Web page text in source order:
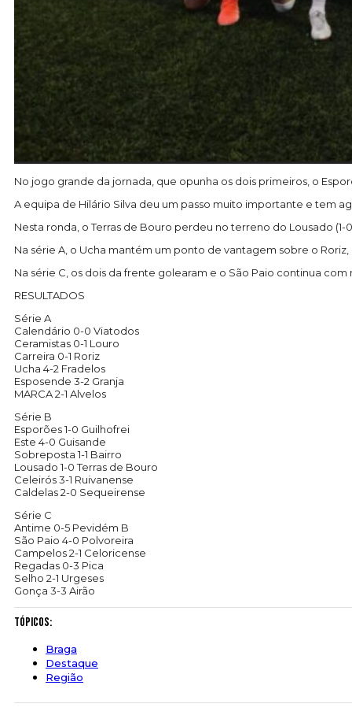
No jogo grande da jornada, que opunha os dois primeiros, o
A equipa de Hilário Silva deu um passo muito importante e tem
Nesta ronda, o Terras de Bouro perdeu no terreno do Lousado
Na série A, o Ucha mantém um ponto de vantagem sobre o
Na série C, os dois da frente golearam e o São Paio continua
RESULTADOS
Série A
Calendário 0-0 Viatodos
Ceramistas 0-1 Louro
Carreira 0-1 Roriz
Ucha 4-2 Fradelos
Esposende 3-2 Granja
MARCA 2-1 Alvelos
Série B
Esporões 1-0 Guilhofrei
Este 4-0 Guisande
Sobreposta 1-1 Bairro
Lousado 1-0 Terras de Bouro
Celeirós 3-1 Ruivanense
Caldelas 2-0 Sequeirense
Série C
Antime 0-5 Pevidém B
São Paio 4-0 Polvoreira
Campelos 2-1 Celoricense
Regadas 0-3 Pica
Selho 2-1 Urgeses
Gonça 3-3 Airão
Tópicos:
Braga
Destaque
Região